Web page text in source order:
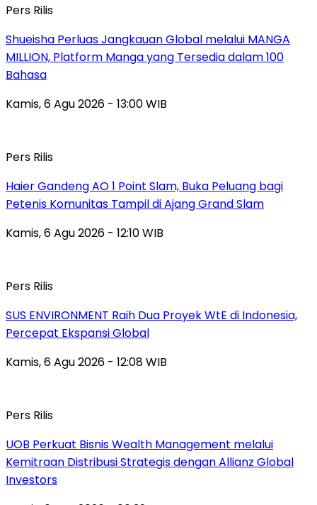
Pers Rilis
Shueisha Perluas Jangkauan Global melalui MANGA
MILLION, Platform Manga yang Tersedia dalam 100
Bahasa
Kamis, 6 Agu 2026 - 13:00 WIB
Pers Rilis
Haier Gandeng AO 1 Point Slam, Buka Peluang bagi
Petenis Komunitas Tampil di Ajang Grand Slam
Kamis, 6 Agu 2026 - 12:10 WIB
Pers Rilis
SUS ENVIRONMENT Raih Dua Proyek WtE di Indonesia,
Percepat Ekspansi Global
Kamis, 6 Agu 2026 - 12:08 WIB
Pers Rilis
UOB Perkuat Bisnis Wealth Management melalui
Kemitraan Distribusi Strategis dengan Allianz Global
Investors